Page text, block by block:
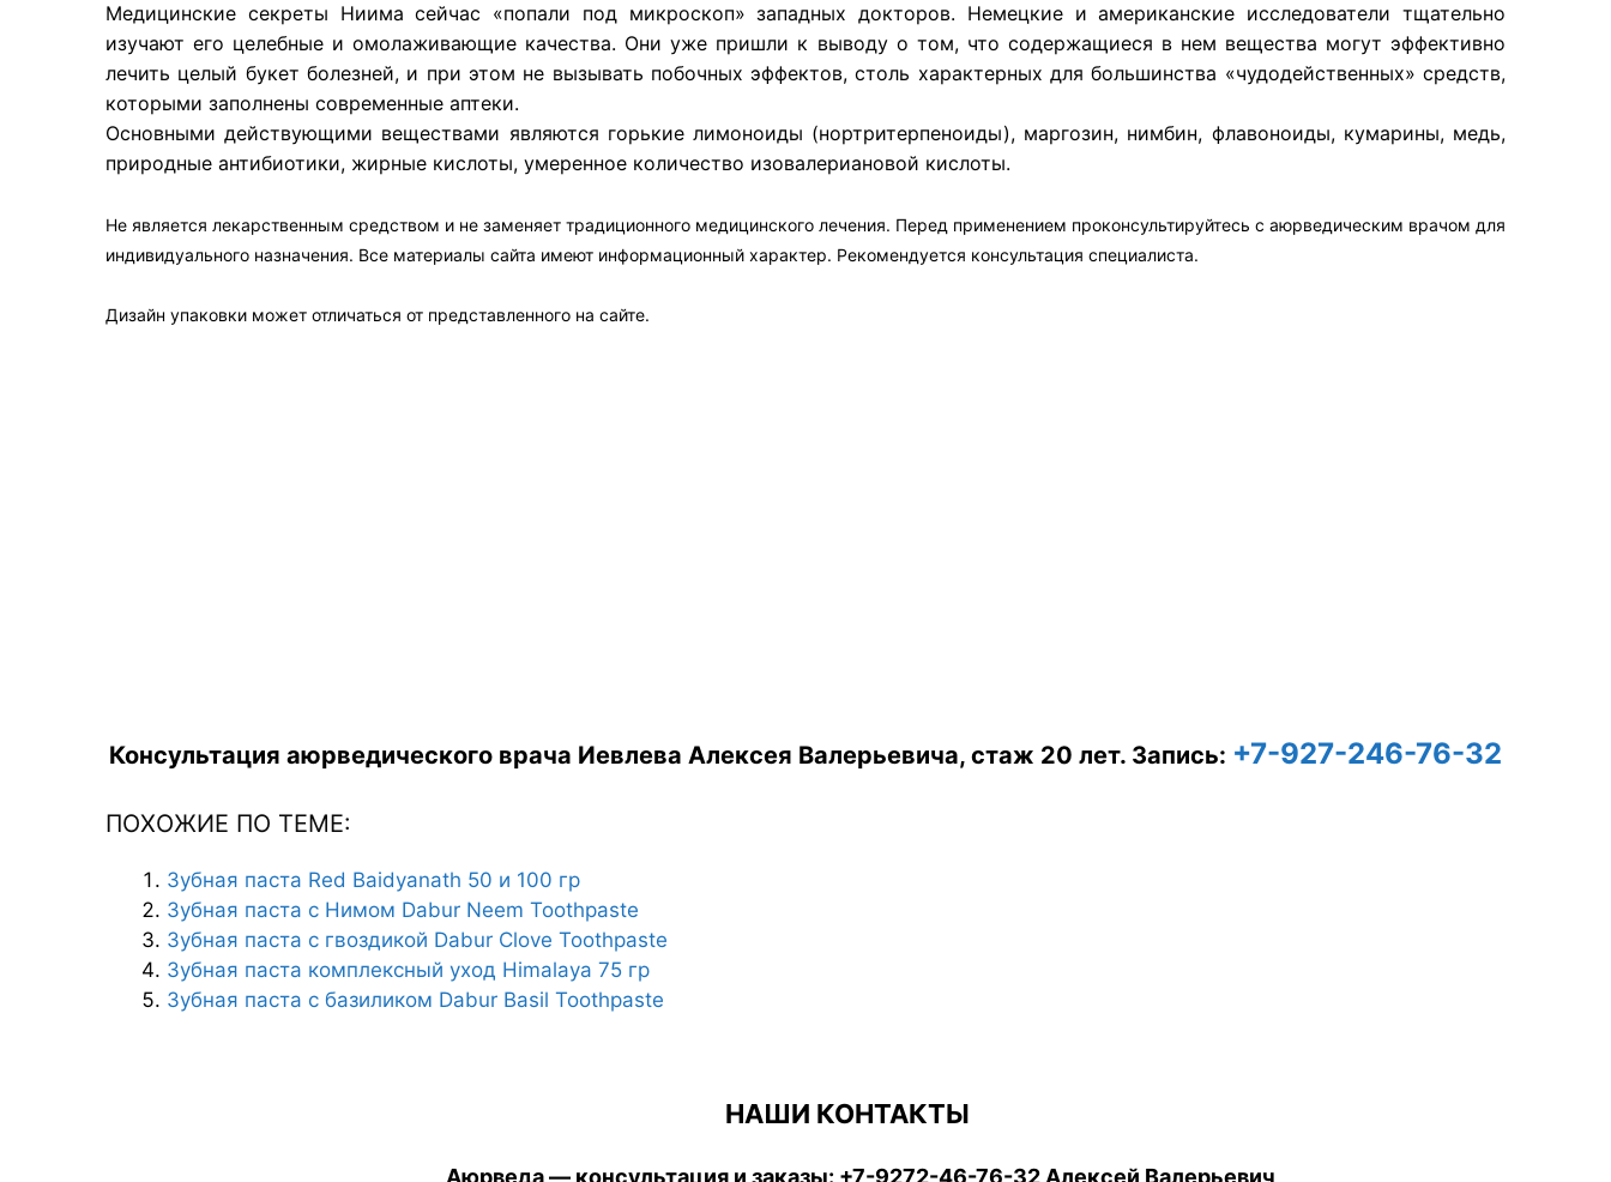
Медицинские секреты Ниима сейчас «попали под микроскоп» западных докторов. Немецкие и американские исследователи тщательно
изучают его целебные и омолаживающие качества. Они уже пришли к выводу о том, что содержащиеся в нем вещества могут эффективно
лечить целый букет болезней, и при этом не вызывать побочных эффектов, столь характерных для большинства «чудодейственных» средств,
которыми заполнены современные аптеки.
Основными действующими веществами являются горькие лимоноиды (нортритерпеноиды), маргозин, нимбин, флавоноиды, кумарины, медь,
природные антибиотики, жирные кислоты, умеренное количество изовалериановой кислоты.
Не является лекарственным средством и не заменяет традиционного медицинского лечения. Перед применением проконсультируйтесь с аюрведическим врачом для
индивидуального назначения. Все материалы сайта имеют информационный характер. Рекомендуется консультация специалиста.
Дизайн упаковки может отличаться от представленного на сайте.
Консультация аюрведического врача Иевлева Алексея Валерьевича, стаж 20 лет. Запись: +7-927-246-76-32
ПОХОЖИЕ ПО ТЕМЕ:
Зубная паста Red Baidyanath 50 и 100 гр
Зубная паста с Нимом Dabur Neem Toothpaste
Зубная паста с гвоздикой Dabur Clove Toothpaste
Зубная паста комплексный уход Himalaya 75 гр
Зубная паста с базиликом Dabur Basil Toothpaste
НАШИ КОНТАКТЫ
Аюрведа — консультация и заказы: +7-9272-46-76-32 Алексей Валерьевич